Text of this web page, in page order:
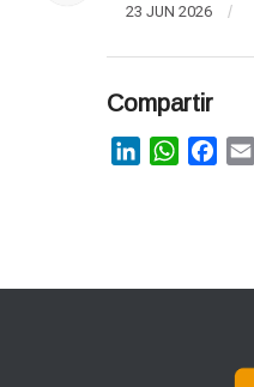
23 JUN 2026 /
Compartir
LinkedIn